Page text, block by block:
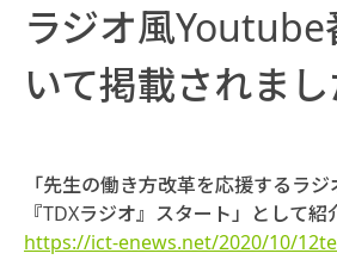
ラジオ風Youtube
いて掲載されまし
「先生の働き方改革を応援するラ
『TDXラジオ』スタート」として紹
https://ict-enews.net/2020/10/